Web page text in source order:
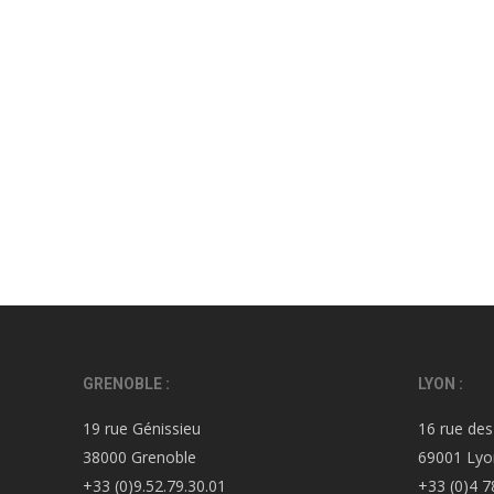
GRENOBLE :
19 rue Génissieu
38000 Grenoble
+33 (0)9.52.79.30.01
LYON :
16 rue
69001
+33 (0)4